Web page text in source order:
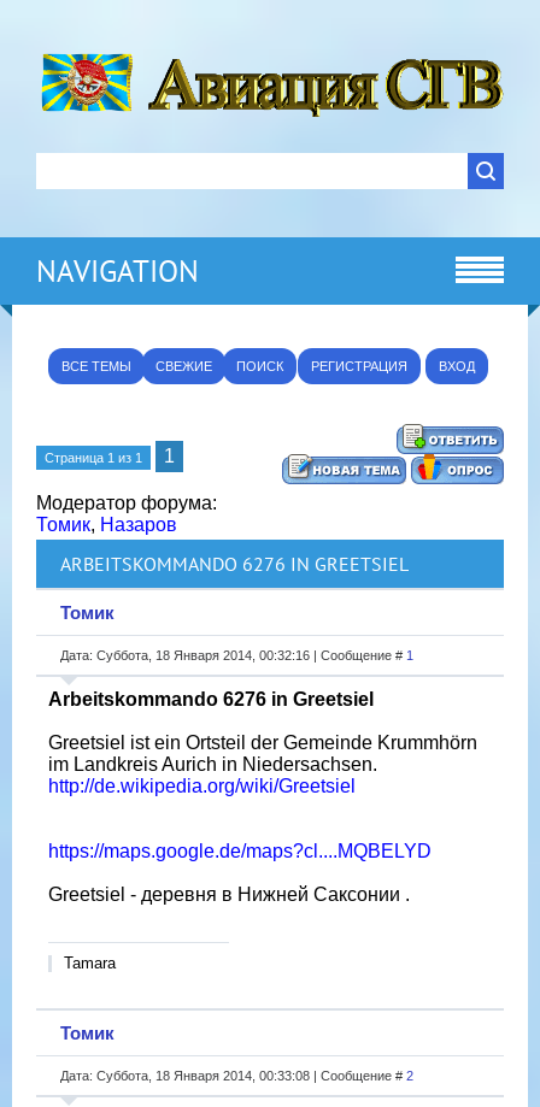
NAVIGATION
ВСЕ ТЕМЫ СВЕЖИЕ ПОИСК РЕГИСТРАЦИЯ ВХОД
Страница 1 из 1 1
Модератор форума:
Томик, Назаров
ARBEITSKOMMANDO 6276 IN GREETSIEL
Томик
Дата: Суббота, 18 Января 2014, 00:32:16 | Сообщение # 1
Arbeitskommando 6276 in Greetsiel
Greetsiel ist ein Ortsteil der Gemeinde Krummhörn
im Landkreis Aurich in Niedersachsen.
http://de.wikipedia.org/wiki/Greetsiel
https://maps.google.de/maps?cl....MQBELYD
Greetsiel - деревня в Нижней Саксонии .
Tamara
Томик
Дата: Суббота, 18 Января 2014, 00:33:08 | Сообщение # 2